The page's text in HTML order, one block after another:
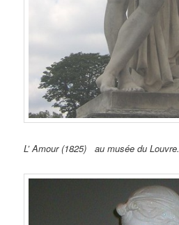
L’ Amour (1825) au musée du Louvre.